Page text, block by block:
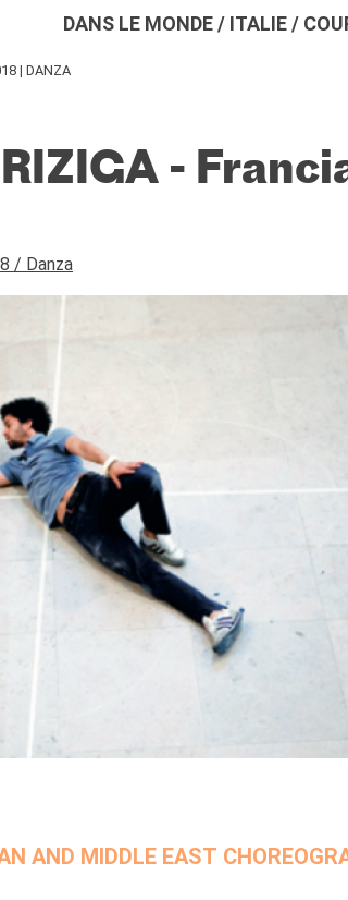
DANS LE MONDE/ ITALIE/
| DANZA
-
/ Danza
AND MIDDLE EAST